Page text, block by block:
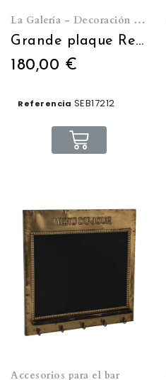
La Galería - Decoración de pared
Grande plaque Restaurant 123 x 74 cm
180,00 €
Referencia SEB17212
Accesorios para el bar